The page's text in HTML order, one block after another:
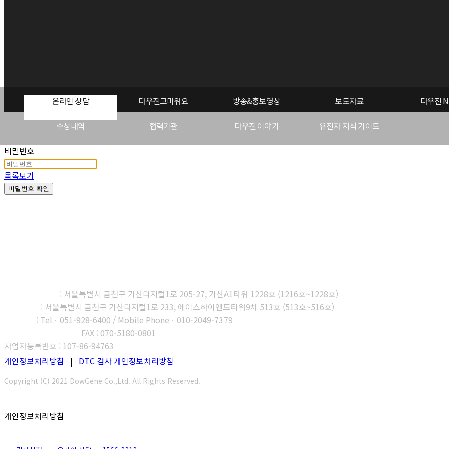
온라인 상담 다우진고마워요 방송&홍보영상 보도자료 다우진
수상내역 협력기관 다우진 이야기 유전자 지식 가이드
비밀번호
목록보기
비밀번호 확인
: 서울특별시 금천구 가산디지털1로 205-27, 가산A1타워 1228호 (1216호~1228호)
: 서울특별시 금천구 가산디지털1로 233, 에이스하이엔드타워9차 513호 (513호~516호)
: Telㆍ051-928-6400 / Mobile Phoneㆍ010-2049-7379
FAX : 070-5180-0801
사업자등록번호 : 107-86-94763
개인정보처리방침 | DTC 검사 개인정보처리방침
Copyright (C) 2021 DowGene Co.,Ltd. All Rights Reserved.
개인정보처리방침